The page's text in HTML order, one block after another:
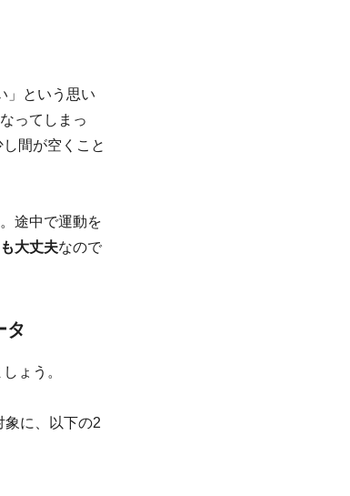
」という思い
ってしまっ
間が空くこと
途中で運動を
大丈夫なので
タ
ょう。
象に、以下の2